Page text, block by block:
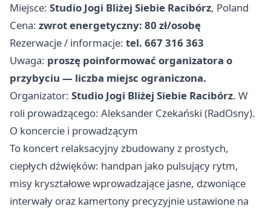
Miejsce: Studio Jogi Bliżej Siebie Racibórz, Poland
Cena: zwrot energetyczny: 80 zł/osobę
Rezerwacje / informacje: tel. 667 316 363
Uwaga: proszę poinformować organizatora o
przybyciu — liczba miejsc ograniczona.
Organizator: Studio Jogi Bliżej Siebie Racibórz. W
roli prowadzącego: Aleksander Czekański (RadOsny).
O koncercie i prowadzącym
To koncert relaksacyjny zbudowany z prostych,
ciepłych dźwięków: handpan jako pulsujący rytm,
misy kryształowe wprowadzające jasne, dzwoniące
interwały oraz kamertony precyzyjnie ustawione na